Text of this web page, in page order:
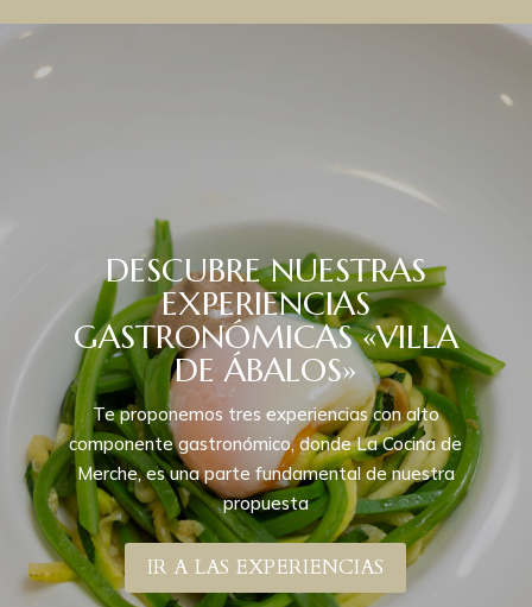
DESCUBRE NUESTRAS
EXPERIENCIAS
GASTRONÓMICAS «VILLA
DE ÁBALOS»
Te proponemos tres experiencias con alto
componente gastronómico, donde La Cocina de
Merche, es una parte fundamental de nuestra
propuesta
IR A LAS EXPERIENCIAS